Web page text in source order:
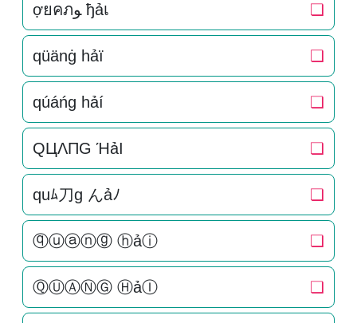
ợยคภﻮ ђảเ ❏
qüänġ hảï ❏
qúáńg hảí ❏
QЦΛПG ΉảI ❏
quﾑ刀g んảﾉ ❏
ⓠⓤⓐⓝⓖ ⓗảⓘ ❏
ⓆⓊⒶⓃⒼ ⒽảⒾ ❏